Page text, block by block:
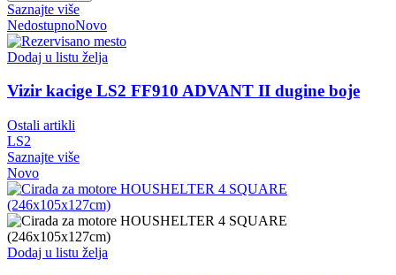
Saznajte više
NedostupnoNovo
Dodaj u listu želja
Vizir kacige LS2 FF910 ADVANT II dugine boje
Ostali artikli
LS2
Saznajte više
Novo
Dodaj u listu želja